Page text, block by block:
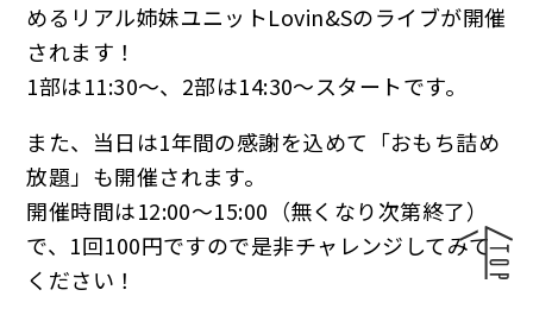
めるリアル姉妹ユニットLovin&Sのライブが開催
されます！
1部は11:30～、2部は14:30～スタートです。
また、当日は1年間の感謝を込めて「おもち詰め
放題」も開催されます。
開催時間は12:00〜15:00（無くなり次第終了）
で、1回100円ですので是非チャレンジしてみて
ください！